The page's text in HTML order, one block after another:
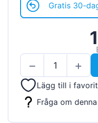
Gratis 30-
Lägg till i
Fråga om